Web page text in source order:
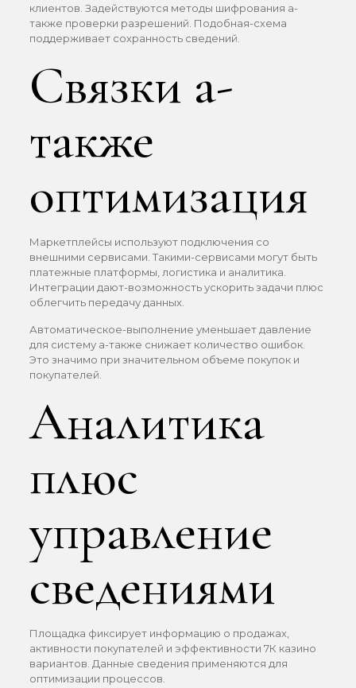
клиентов. Задействуются методы шифрования а-
также проверки разрешений. Подобная-схема
поддерживает сохранность сведений.
Связки а-
также
оптимизация
Маркетплейсы используют подключения со
внешними сервисами. Такими-сервисами могут быть
платежные платформы, логистика и аналитика.
Интеграции дают-возможность ускорить задачи плюс
облегчить передачу данных.
Автоматическое-выполнение уменьшает давление
для систему а-также снижает количество ошибок.
Это значимо при значительном объеме покупок и
покупателей.
Аналитика
плюс
управление
сведениями
Площадка фиксирует информацию о продажах,
активности покупателей и эффективности 7К казино
вариантов. Данные сведения применяются для
оптимизации процессов.